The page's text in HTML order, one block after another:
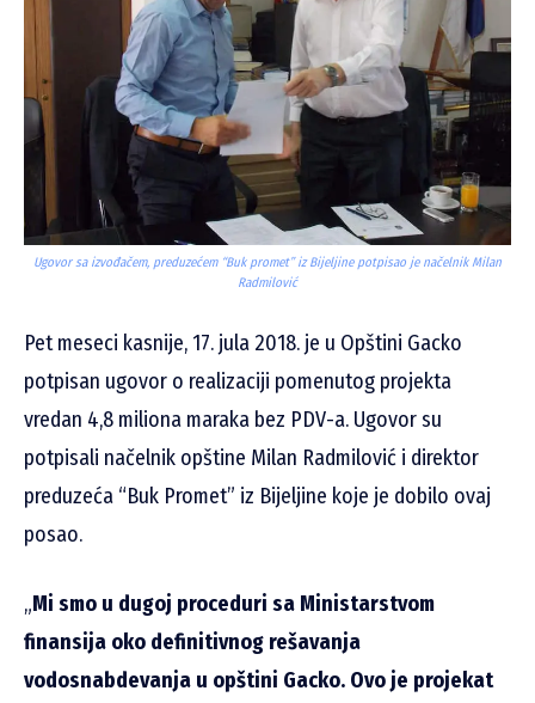
Ugovor sa izvođačem, preduzećem “Buk promet” iz Bijeljine potpisao je načelnik Milan
Radmilović
Pet meseci kasnije, 17. jula 2018. je u Opštini Gacko
potpisan ugovor o realizaciji pomenutog projekta
vredan 4,8 miliona maraka bez PDV-a. Ugovor su
potpisali načelnik opštine Milan Radmilović i direktor
preduzeća “Buk Promet” iz Bijeljine koje je dobilo ovaj
posao.
„Mi smo u dugoj proceduri sa Ministarstvom
finansija oko definitivnog rešavanja
vodosnabdevanja u opštini Gacko. Ovo je projekat